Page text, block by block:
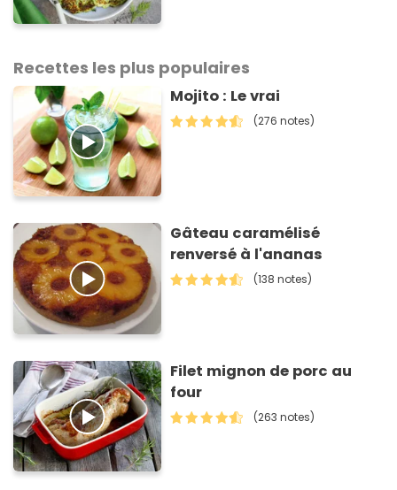
Recettes les plus populaires
Mojito : Le vrai
(276 notes)
Gâteau caramélisé
renversé à l'ananas
(138 notes)
Filet mignon de porc au
four
(263 notes)